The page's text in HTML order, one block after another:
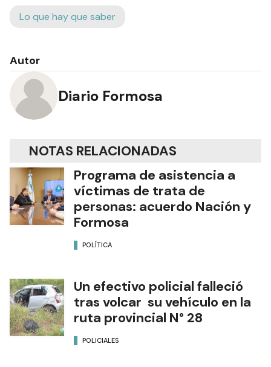
Lo que hay que saber
Autor
Diario Formosa
NOTAS RELACIONADAS
Programa de asistencia a
víctimas de trata de
personas: acuerdo Nación y
Formosa
POLÍTICA
Un efectivo policial falleció
tras volcar su vehículo en la
ruta provincial N° 28
POLICIALES